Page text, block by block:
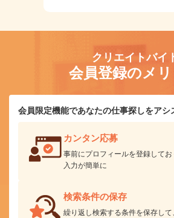
クリエイトバイ
会員登録のメリ
会員限定機能であなたの仕事探しをアシ
カンタン応募
事前にプロフィールを登録して
入力が簡単に
検索条件の保存
繰り返し検索する条件を保存し